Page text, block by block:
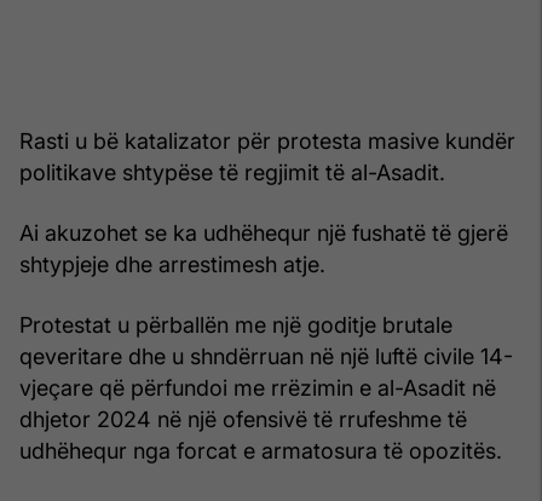
Rasti u bë katalizator për protesta masive kundër
politikave shtypëse të regjimit të al-Asadit.
Ai akuzohet se ka udhëhequr një fushatë të gjerë
shtypjeje dhe arrestimesh atje.
Protestat u përballën me një goditje brutale
qeveritare dhe u shndërruan në një luftë civile 14-
vjeçare që përfundoi me rrëzimin e al-Asadit në
dhjetor 2024 në një ofensivë të rrufeshme të
udhëhequr nga forcat e armatosura të opozitës.